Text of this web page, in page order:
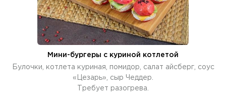
Мини-бургеры с куриной котлетой
Булочки, котлета куриная, помидор, салат айсберг, соус
«Цезарь», сыр Чеддер.
Требует разогрева.